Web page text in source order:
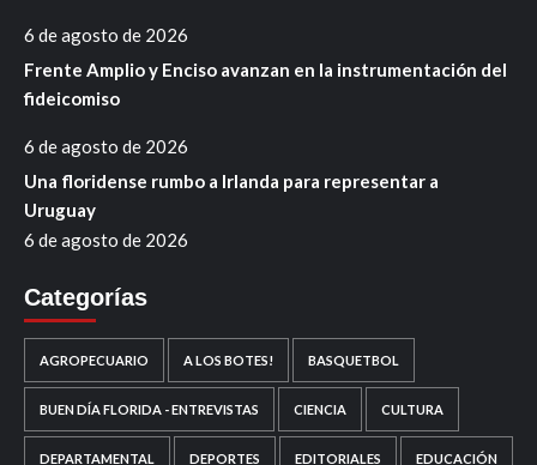
6 de agosto de 2026
Frente Amplio y Enciso avanzan en la instrumentación del
fideicomiso
6 de agosto de 2026
Una floridense rumbo a Irlanda para representar a
Uruguay
6 de agosto de 2026
Categorías
AGROPECUARIO A LOS BOTES! BASQUETBOL
BUEN DÍA FLORIDA - ENTREVISTAS CIENCIA CULTURA
DEPARTAMENTAL DEPORTES EDITORIALES EDUCACIÓN